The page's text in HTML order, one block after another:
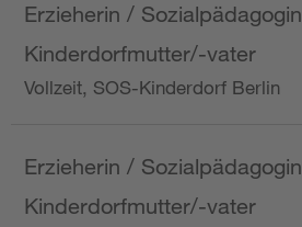
Erzieherin /
Kinderdorfmutter/-vater
Vollzeit, SOS-Kinderdorf Berlin
Erzieherin /
Kinderdorfmutter/-vater